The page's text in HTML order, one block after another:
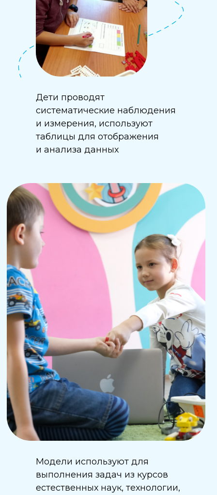
Дети проводят
систематические наблюдения
и измерения, используют
таблицы для отображения
и анализа данных
Модели используют для
выполнения задач из курсов
естественных наук, технологии,